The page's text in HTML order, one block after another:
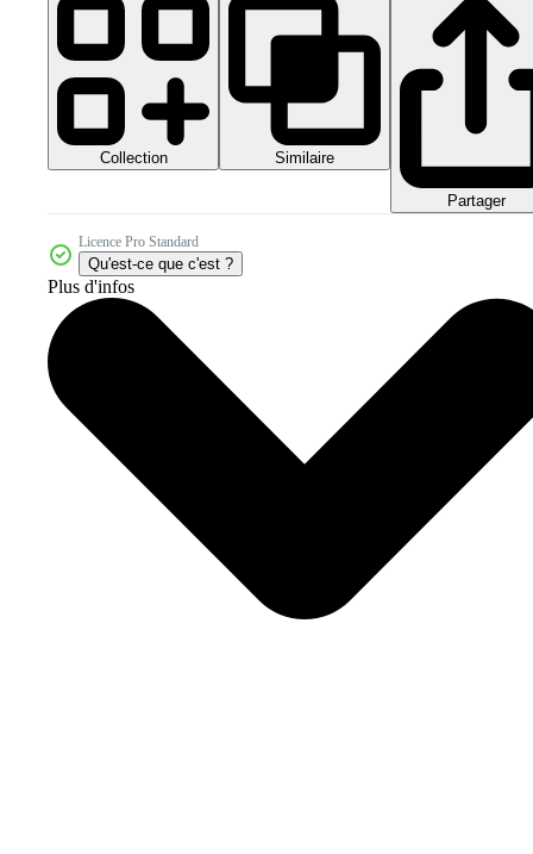
Collection Similaire
Partager
Licence Pro Standard
Qu'est-ce que c'est ?
Plus d'infos